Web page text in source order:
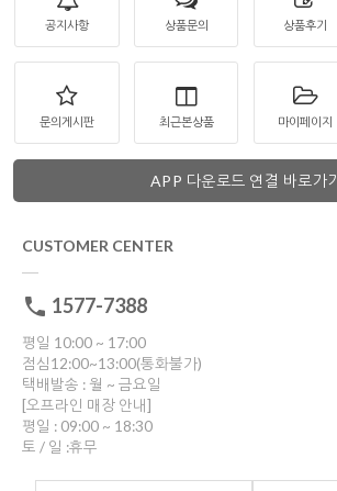
공지사항 상품문의 상품후기
문의게시판 최근본상품 마이페이지
APP 다운로드 연결 바로가기
CUSTOMER CENTER
1577-7388
평일 10:00 ~ 17:00
점심12:00~13:00(통화불가)
택배발송 : 월 ~ 금요일
[오프라인 매장 안내]
평일 : 09:00 ~ 18:30
토 / 일 :휴무